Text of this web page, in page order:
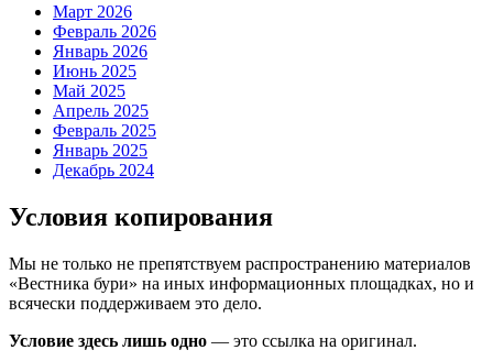
Март 2026
Февраль 2026
Январь 2026
Июнь 2025
Май 2025
Апрель 2025
Февраль 2025
Январь 2025
Декабрь 2024
Условия копирования
Мы не только не препятствуем распространению материалов
«Вестника бури» на иных информационных площадках, но и
всячески поддерживаем это дело.
Условие здесь лишь одно — это ссылка на оригинал.